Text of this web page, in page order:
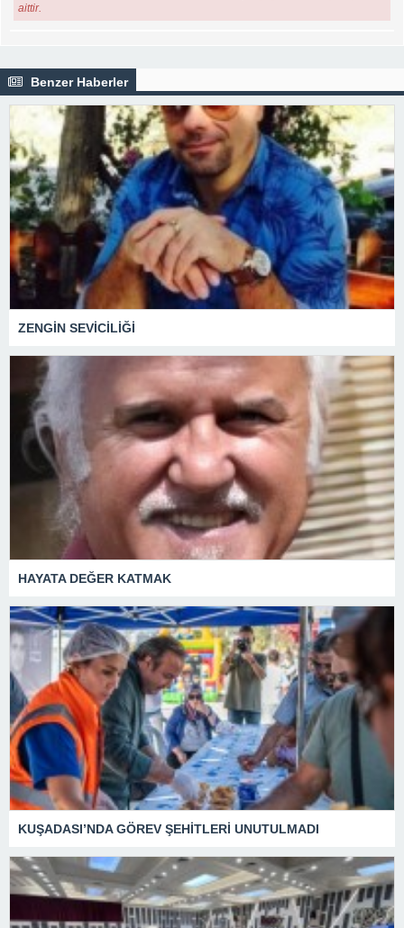
aittir.
Benzer Haberler
ZENGİN SEVİCİLİĞİ
HAYATA DEĞER KATMAK
KUŞADASI’NDA GÖREV ŞEHİTLERİ UNUTULMADI